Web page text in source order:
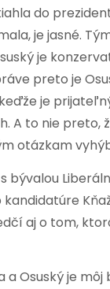
do
je jasné.
je
preto je
je
A to nie preto,
otázkam
bývalou
aj o tom,
a Osuský je môj